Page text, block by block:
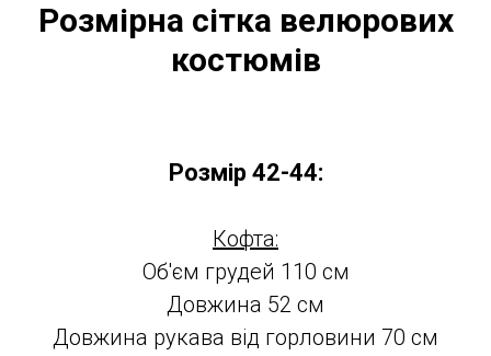
Розмірна сітка велюрових
костюмів
Розмір 42-44:
Кофта:
Об'єм грудей 110 см
Довжина 52 см
Довжина рукава від горловини 70 см